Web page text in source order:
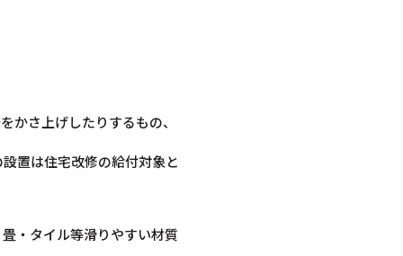
かさ上げしたりするもの、
置は住宅改修の給付対象と
・タイル等滑りやすい材質